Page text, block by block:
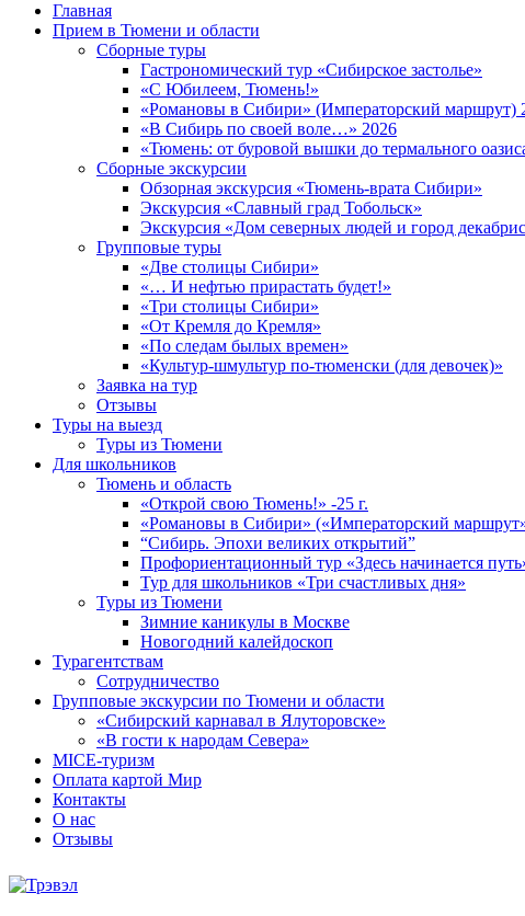
Главная
Прием в Тюмени и области
Сборные туры
Гастрономический тур «Сибирское застолье»
«С Юбилеем, Тюмень!»
«Романовы в Сибири» (Императорский маршрут)
«В Сибирь по своей воле…» 2026
«Тюмень: от буровой вышки до термального
Сборные экскурсии
Обзорная экскурсия «Тюмень-врата Сибири»
Экскурсия «Славный град Тобольск»
Экскурсия «Дом северных людей и город
Групповые туры
«Две столицы Сибири»
«… И нефтью прирастать будет!»
«Три столицы Сибири»
«От Кремля до Кремля»
«По следам былых времен»
«Культур-шмультур по-тюменски (для девочек)»
Заявка на тур
Отзывы
Туры на выезд
Туры из Тюмени
Для школьников
Тюмень и область
«Открой свою Тюмень!» -25 г.
«Романовы в Сибири» («Императорский
“Сибирь. Эпохи великих открытий”
Профориентационный тур «Здесь начинается
Тур для школьников «Три счастливых дня»
Туры из Тюмени
Зимние каникулы в Москве
Новогодний калейдоскоп
Турагентствам
Сотрудничество
Групповые экскурсии по Тюмени и области
«Сибирский карнавал в Ялуторовске»
«В гости к народам Севера»
MICE-туризм
Оплата картой Мир
Контакты
О нас
Отзывы